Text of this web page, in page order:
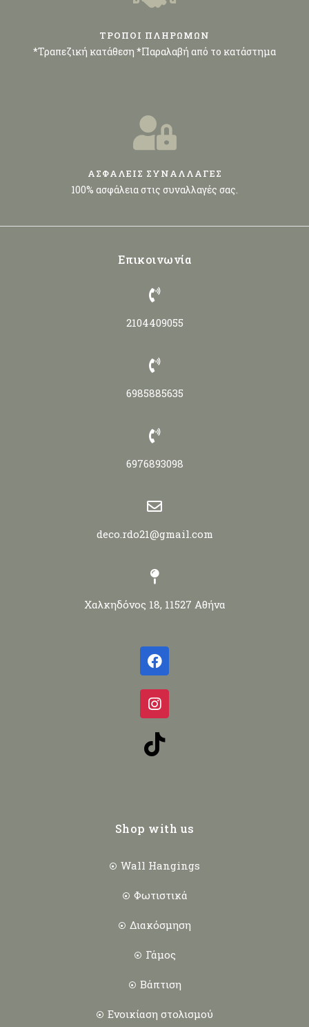
ΤΡΟΠΟΙ ΠΛΗΡΩΜΩΝ
*Τραπεζική κατάθεση *Παραλαβή από το κατάστημα
ΑΣΦΑΛΕΙΣ ΣΥΝΑΛΛΑΓΕΣ
100% ασφάλεια στις συναλλαγές σας.
Επικοινωνία
2104409055
6985885635
6976893098
deco.rdo21@gmail.com
Χαλκηδόνος 18, 11527 Αθήνα
Shop with us
Wall Hangings
Φωτιστικά
Διακόσμηση
Γάμος
Βάπτιση
Ενοικίαση στολισμού